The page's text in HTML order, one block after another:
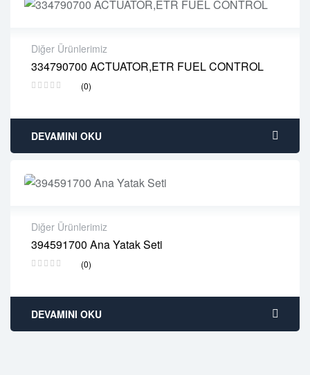
Diğer Ürünlerimiz
334790700 ACTUATOR,ETR FUEL CONTROL
(0)
2 years warranty
Delivery time: 1-2 business days
DEVAMINI OKU
Diğer Ürünlerimiz
394591700 Ana Yatak Seti
(0)
2 years warranty
Delivery time: 1-2 business days
DEVAMINI OKU